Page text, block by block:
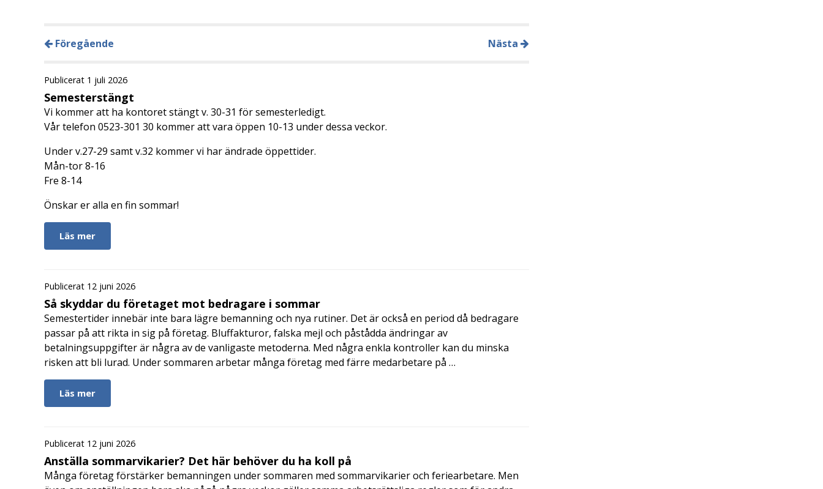
Föregående Nästa
Publicerat 1 juli 2026
Semesterstängt
Vi kommer att ha kontoret stängt v. 30-31 för semesterledigt.
Vår telefon 0523-301 30 kommer att vara öppen 10-13 under dessa veckor.
Under v.27-29 samt v.32 kommer vi har ändrade öppettider.
Mån-tor 8-16
Fre 8-14
Önskar er alla en fin sommar!
Läs mer
Publicerat 12 juni 2026
Så skyddar du företaget mot bedragare i sommar
Semestertider innebär inte bara lägre bemanning och nya rutiner. Det är också en period då bedragare
passar på att rikta in sig på företag. Bluffakturor, falska mejl och påstådda ändringar av
betalningsuppgifter är några av de vanligaste metoderna. Med några enkla kontroller kan du minska
risken att bli lurad. Under sommaren arbetar många företag med färre medarbetare på …
Läs mer
Publicerat 12 juni 2026
Anställa sommarvikarier? Det här behöver du ha koll på
Många företag förstärker bemanningen under sommaren med sommarvikarier och feriearbetare. Men